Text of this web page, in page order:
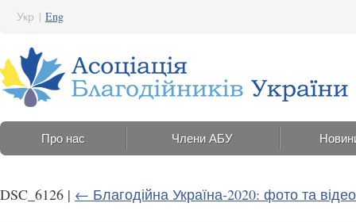
Укр | Eng
Про нас Члени АБУ
DSC_6126 | ← Благодійна Україна-2020: фото та